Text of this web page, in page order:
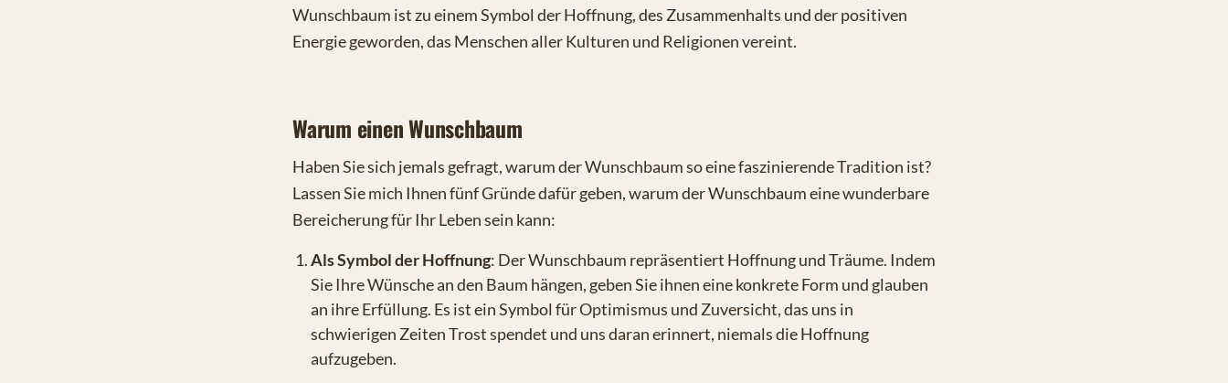
Wunschbaum ist zu einem Symbol der Hoffnung, des Zusammenhalts und der positiven
Energie geworden, das Menschen aller Kulturen und Religionen vereint.
Warum einen Wunschbaum
Haben Sie sich jemals gefragt, warum der Wunschbaum so eine faszinierende Tradition ist?
Lassen Sie mich Ihnen fünf Gründe dafür geben, warum der Wunschbaum eine wunderbare
Bereicherung für Ihr Leben sein kann:
Als Symbol der Hoffnung: Der Wunschbaum repräsentiert Hoffnung und Träume. Indem
Sie Ihre Wünsche an den Baum hängen, geben Sie ihnen eine konkrete Form und glauben
an ihre Erfüllung. Es ist ein Symbol für Optimismus und Zuversicht, das uns in
schwierigen Zeiten Trost spendet und uns daran erinnert, niemals die Hoffnung
aufzugeben.